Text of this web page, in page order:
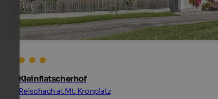
Kleinflatscherhof
Reischach at Mt. Kronplatz